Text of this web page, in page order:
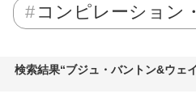
コンピレーション
検索結果 ブジュ・バントン&ウェ